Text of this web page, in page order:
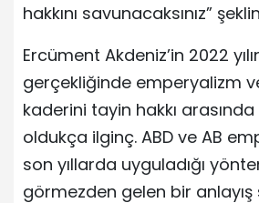
hakkını savunacaksınız”
Ercüment Akdeniz’in 2022
gerçekliğinde emperyalizm
kaderini tayin hakkı
oldukça ilginç. ABD ve AB
son yıllarda uyguladığı
görmezden gelen bir anlayış